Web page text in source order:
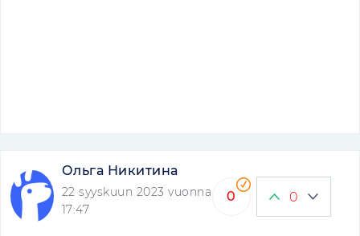
Ольга Никитина
22 syyskuun 2023 vuonna
17:47
0 0